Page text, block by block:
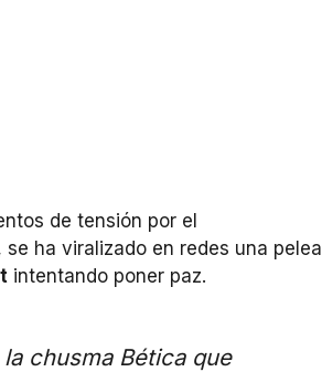
de tensión por el
se ha viralizado en redes una pelea
intentando poner paz.
chusma Bética que